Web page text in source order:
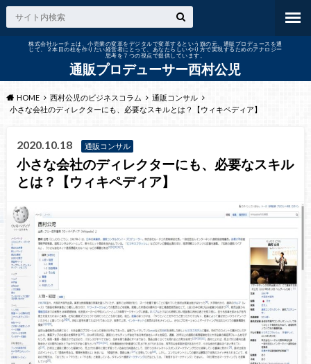
株式会社ルーチェは、小売業の変革をデジタルで変革するという旗の元、通販プロデュースを通
じて、２本目の柱を作りたい経営者にとって、あなたらしいやり方で実現するためのアナロジー
思考を７つの視点で提供しています。
通販プロデューサー西村公児
HOME 西村公児のビジネスコラム
通販コンサル
小さな会社のディレクターにも、必要なスキルとは？【ウィキペディア】
2020.10.18 通販コンサル
小さな会社のディレクターにも、必要なスキル
とは？【ウィキペディア】